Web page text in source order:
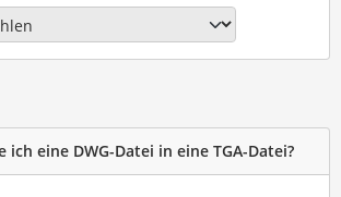
eine DWG-Datei in eine TGA-Datei?